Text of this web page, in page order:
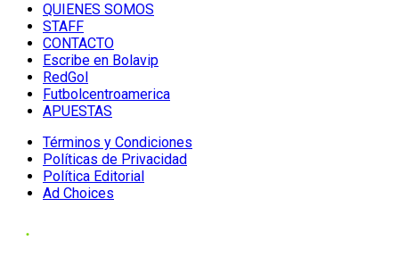
QUIENES SOMOS
STAFF
CONTACTO
Escribe en Bolavip
RedGol
Futbolcentroamerica
APUESTAS
Términos y Condiciones
Políticas de Privacidad
Política Editorial
Ad Choices